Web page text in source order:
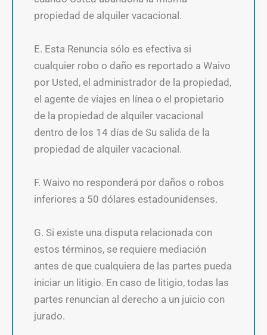
propiedad de alquiler vacacional.
E. Esta Renuncia sólo es efectiva si
cualquier robo o daño es reportado a Waivo
por Usted, el administrador de la propiedad,
el agente de viajes en línea o el propietario
de la propiedad de alquiler vacacional
dentro de los 14 días de Su salida de la
propiedad de alquiler vacacional.
F. Waivo no responderá por daños o robos
inferiores a 50 dólares estadounidenses.
G. Si existe una disputa relacionada con
estos términos, se requiere mediación
antes de que cualquiera de las partes pueda
iniciar un litigio. En caso de litigio, todas las
partes renuncian al derecho a un juicio con
jurado.